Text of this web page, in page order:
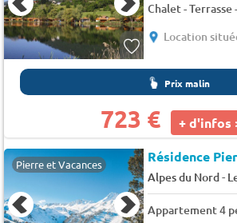
Chalet - Terrasse
Location
Prix malin
723 € + d'infos
Pierre et Vacances
Alpes du Nord-
Appartement 4